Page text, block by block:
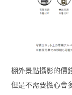
棚外景點攝影的價
但是不需要擔心會